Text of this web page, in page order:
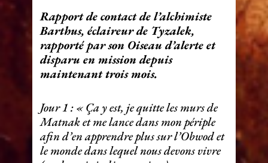
Rapport de contact de l’alchimiste
Barthus, éclaireur de Tyzalek,
rapporté par son Oiseau d’alerte et
disparu en mission depuis
maintenant trois mois.
Jour 1 : « Ça y est, je quitte les murs de
Matnak et me lance dans mon périple
afin d’en apprendre plus sur l’Obwod et
le monde dans lequel nous devons vivre